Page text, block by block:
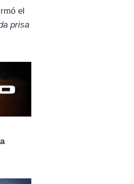
el
prisa